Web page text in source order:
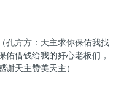
孔方方：天主求你保佑我找
佑借钱给我的好心老板们，
天主赞美天主）